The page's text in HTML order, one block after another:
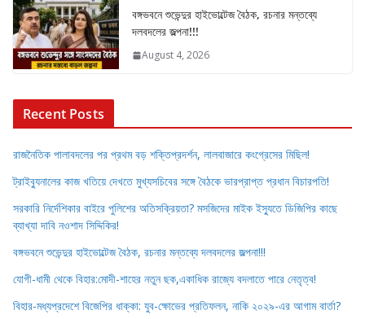
বঙ্গভবনে শুভেন্দুর হাইভোল্টেজ বৈঠক, রচনার মন্তব্যে
দলবদলের জল্পনা!!!
August 4, 2026
Recent Posts
রাজনৈতিক পালাবদলের পর প্রথম বড় শক্তিপ্রদর্শন, লালবাজারে কংগ্রেসের মিছিল!
ট্রাইব্যুনালের কাজ খতিয়ে দেখতে মুখ্যসচিবের সঙ্গে বৈঠকে ভারপ্রাপ্ত প্রধান বিচারপতি!
সরকারি নির্দেশিকার বাইরে পুলিশের অতিসক্রিয়তা? মসজিদের মাইক ইস্যুতে ডিজিপির কাছে
ব্যাখ্যা দাবি নওশাদ সিদ্দিকির!
বঙ্গভবনে শুভেন্দুর হাইভোল্টেজ বৈঠক, রচনার মন্তব্যে দলবদলের জল্পনা!!!
যোগী-ধামী থেকে বিহার:মোদী-শাহের নতুন ছক,একাধিক রাজ্যে বদলাতে পারে নেতৃত্ব!
বিহার-মধ্যপ্রদেশে বিজেপির ধাক্কা: যুব-ক্ষোভের প্রতিফলন, নাকি ২০২৯-এর আগাম বার্তা?